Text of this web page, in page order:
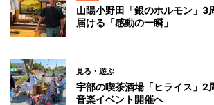
山陽小野田「銀のホルモン」
届ける「感動の一瞬」
見る・遊ぶ
宇部の喫茶酒場「ヒライス」
音楽イベント開催へ